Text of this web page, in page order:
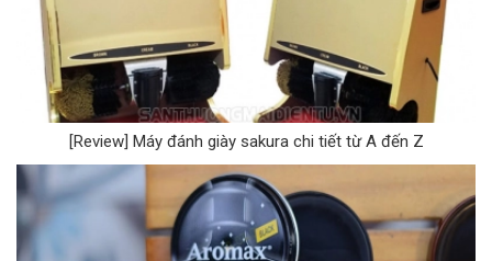
[Review] Máy đánh giày sakura chi tiết từ A đến Z